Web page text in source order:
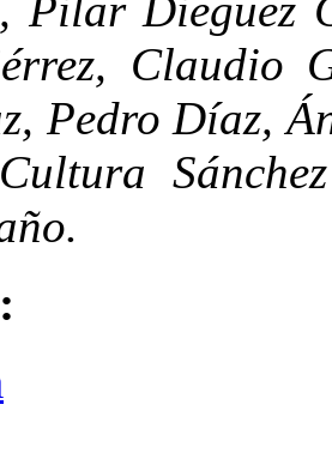
Pilar Dieguez
Claudio
Pedro Díaz,